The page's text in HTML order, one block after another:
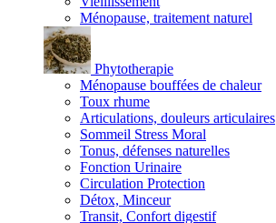
Ménopause, traitement naturel
Phytotherapie
Ménopause bouffées de chaleur
Toux rhume
Articulations, douleurs articulaires
Sommeil Stress Moral
Tonus, défenses naturelles
Fonction Urinaire
Circulation Protection
Détox, Minceur
Transit, Confort digestif